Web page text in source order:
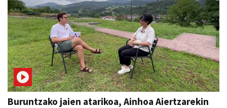
Buruntzako jaien atarikoa, Ainhoa Aiertzarekin